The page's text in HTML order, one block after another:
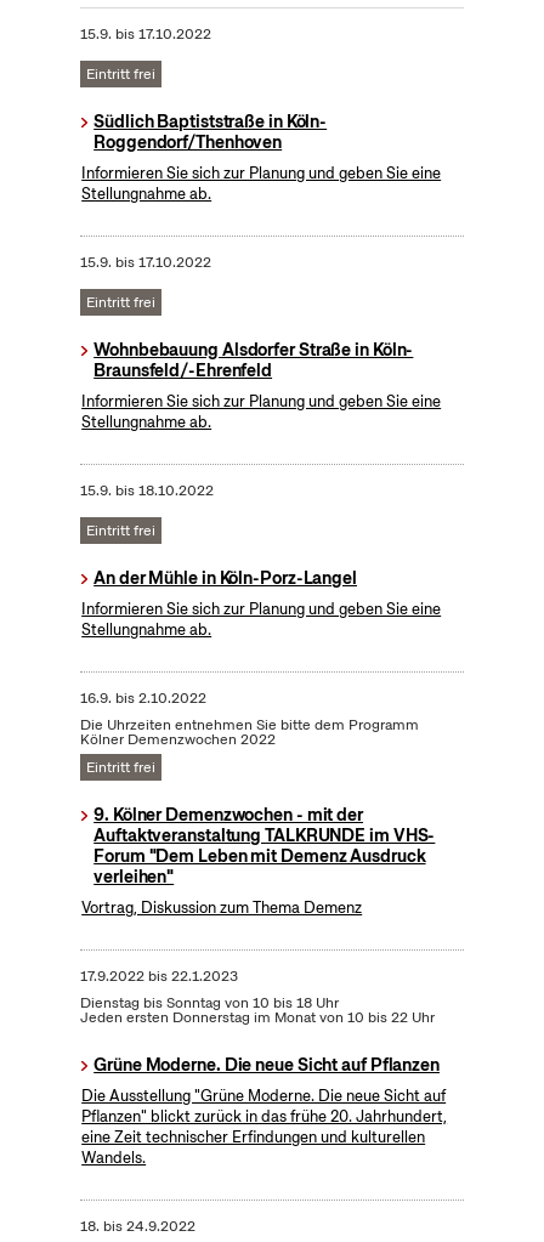
15.9. bis17.10.2022
Eintritt frei
Südlich Baptiststraße in Köln-
Roggendorf/Thenhoven
Informieren Sie sich zur Planung und geben Sie eine
Stellungnahme ab.
15.9. bis17.10.2022
Eintritt frei
Wohnbebauung Alsdorfer Straße in Köln-
Braunsfeld/-Ehrenfeld
Informieren Sie sich zur Planung und geben Sie eine
Stellungnahme ab.
15.9. bis18.10.2022
Eintritt frei
An der Mühle in Köln-Porz-Langel
Informieren Sie sich zur Planung und geben Sie eine
Stellungnahme ab.
16.9. bis2.10.2022
Die Uhrzeiten entnehmen Sie bitte dem Programm
Kölner Demenzwochen 2022
Eintritt frei
9. Kölner Demenzwochen - mit der
Auftaktveranstaltung TALKRUNDE im VHS-
Forum "Dem Leben mit Demenz Ausdruck
verleihen"
Vortrag, Diskussion zum Thema Demenz
17.9.2022bis22.1.2023
Dienstag bis Sonntag von 10 bis 18 Uhr
Jeden ersten Donnerstag im Monat von 10 bis 22 Uhr
Grüne Moderne. Die neue Sicht auf Pflanzen
Die Ausstellung "Grüne Moderne. Die neue Sicht auf
Pflanzen" blickt zurück in das frühe 20. Jahrhundert,
eine Zeit technischer Erfindungen und kulturellen
Wandels.
18. bis24.9.2022